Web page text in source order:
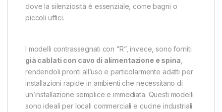
dove la silenziosità è essenziale, come bagni o
piccoli uffici.
I modelli contrassegnati con “R”, invece, sono forniti
già cablati con cavo di alimentazione e spina
rendendoli pronti all’uso e particolarmente adatti per
installazioni rapide in ambienti che necessitano di
un’installazione semplice e immediata. Questi modelli
sono ideali per locali commerciali e cucine industriali